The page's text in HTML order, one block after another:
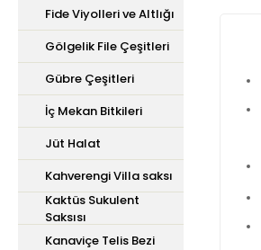
Fide Viyolleri ve Altlığı
Gölgelik File Çeşitleri
Gübre Çeşitleri
İç Mekan Bitkileri
Jüt Halat
Kahverengi Villa saksı
Kaktüs Sukulent
Saksısı
Kanaviçe Telis Bezi